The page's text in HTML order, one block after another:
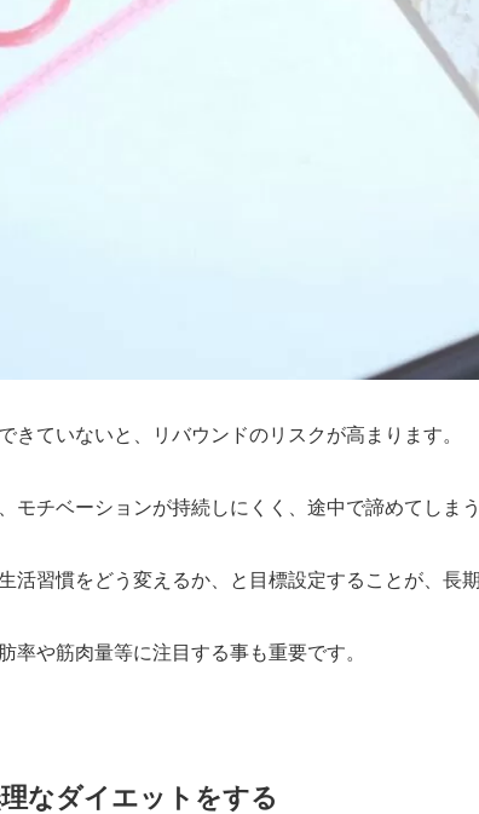
きていないと、リバウンドのリスクが高まります。
モチベーションが持続しにくく、途中で諦めてしま
活習慣をどう変えるか、と目標設定することが、長
率や筋肉量等に注目する事も重要です。
なダイエットをする